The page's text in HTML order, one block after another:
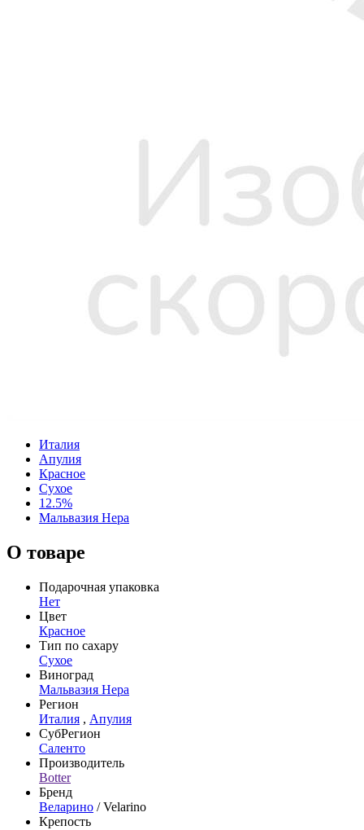
Италия
Апулия
Красное
Сухое
12.5%
Мальвазия Нера
О товаре
Подарочная упаковка
Нет
Цвет
Красное
Тип по сахару
Сухое
Виноград
Мальвазия Нера
Регион
Италия , Апулия
СубРегион
Саленто
Производитель
Botter
Бренд
Веларино / Velarino
Крепость